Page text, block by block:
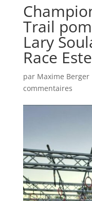
Trail
Lary
Race
par Maxime Berger
commentaires